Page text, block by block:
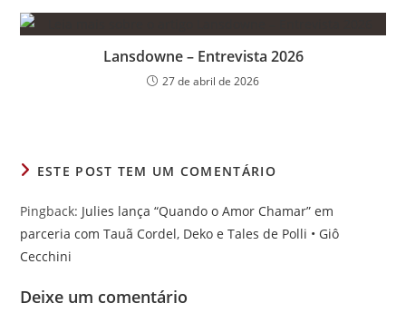
Lansdowne – Entrevista 2026
27 de abril de 2026
ESTE POST TEM UM COMENTÁRIO
Pingback: Julies lança “Quando o Amor Chamar” em
parceria com Tauã Cordel, Deko e Tales de Polli • Giô
Cecchini
Deixe um comentário